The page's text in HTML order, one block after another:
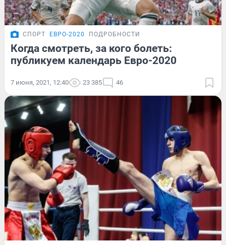
СПОРТ ЕВРО-2020 ПОДРОБНОСТИ
Когда смотреть, за кого болеть:
публикуем календарь Евро-2020
7 июня, 2021, 12:40 23 385 46